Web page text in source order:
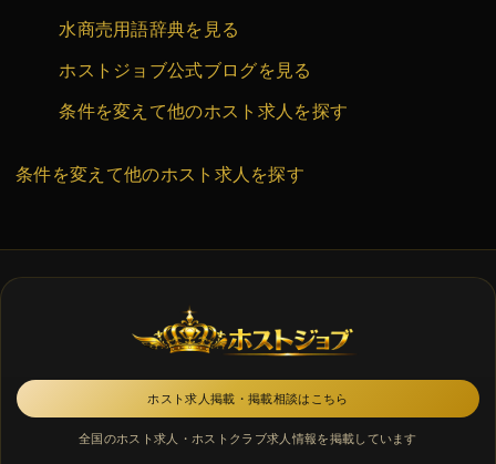
水商売用語辞典を見る
ホストジョブ公式ブログを見る
条件を変えて他のホスト求人を探す
条件を変えて他のホスト求人を探す
ホスト求人掲載・掲載相談はこちら
全国のホスト求人・ホストクラブ求人情報を掲載しています